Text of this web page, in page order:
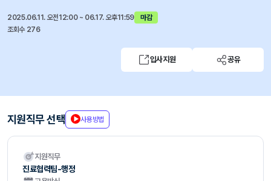
2025.06.11. 오전12:00 ~ 06.17. 오후11:59
마감
조회수 276
입사지원 공유
지원직무 선택 사용방법
지원직무
진료협력팀-행정